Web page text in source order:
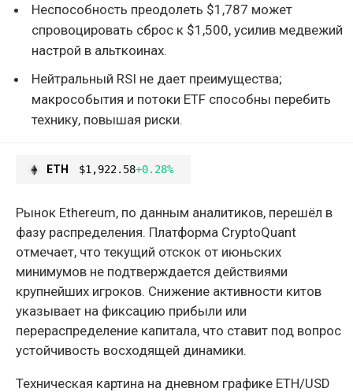
Неспособность преодолеть $1,787 может
спровоцировать сброс к $1,500, усилив медвежий
настрой в альткоинах.
Нейтральный RSI не дает преимущества;
макрособытия и потоки ETF способны перебить
технику, повышая риски.
ETH $1,922.58+0.28%
Рынок Ethereum, по данным аналитиков, перешёл в
фазу распределения. Платформа CryptoQuant
отмечает, что текущий отскок от июньских
минимумов не подтверждается действиями
крупнейших игроков. Снижение активности китов
указывает на фиксацию прибыли или
перераспределение капитала, что ставит под вопрос
устойчивость восходящей динамики.
Техническая картина на дневном графике ETH/USD